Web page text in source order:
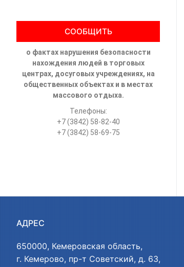
СООБЩИТЬ
о фактах нарушения безопасности
нахождения людей в торговых
центрах, досуговых учреждениях, на
общественных объектах и в местах
массового отдыха.
Телефоны:
+7 (3842) 58-82-40
+7 (3842) 58-69-75
АДРЕС
650000, Кемеровская область,
г. Кемерово, пр-т Советский, д. 63,